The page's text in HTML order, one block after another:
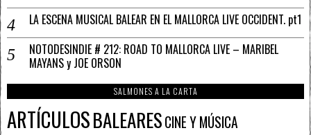
LA ESCENA MUSICAL BALEAR EN EL MALLORCA LIVE OCCIDENT. pt1
NOTODESINDIE # 212: ROAD TO MALLORCA LIVE – MARIBEL
MAYANS y JOE ORSON
SALMONES A LA CARTA
ARTÍCULOSBALEARESCINE Y MÚSICA